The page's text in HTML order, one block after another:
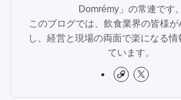
Domrémy」の常連です。
このブログでは、飲食業界の皆様
し、経営と現場の両面で楽になる情
ています。